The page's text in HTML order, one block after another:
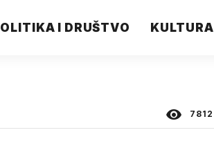
I DRUŠTVO KULTURA
7812